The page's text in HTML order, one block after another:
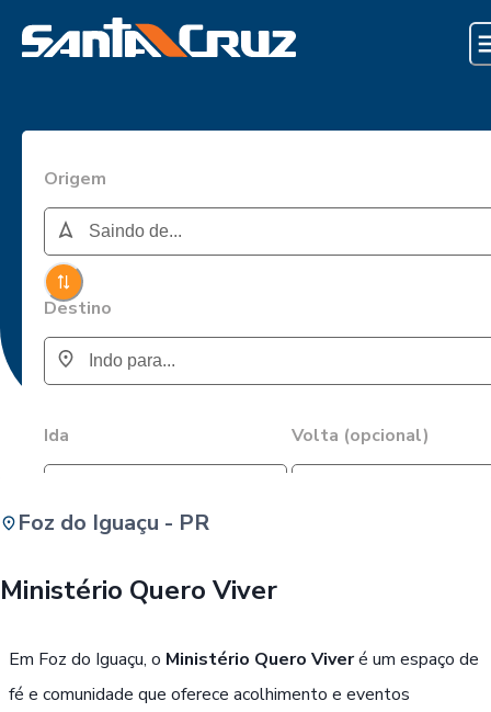
Origem
Destino
Ida Volta (opcional)
Foz do Iguaçu - PR
Ministério Quero Viver
Em Foz do Iguaçu, o Ministério Quero Viveré um espaço de
fé e comunidade que oferece acolhimento e eventos